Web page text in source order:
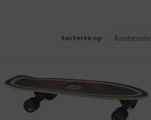
Sorteren op